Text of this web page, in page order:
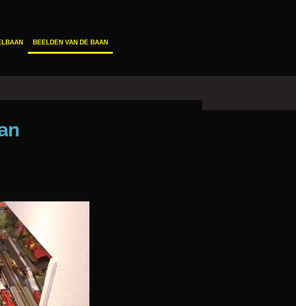
BEELDEN VAN DE BAAN